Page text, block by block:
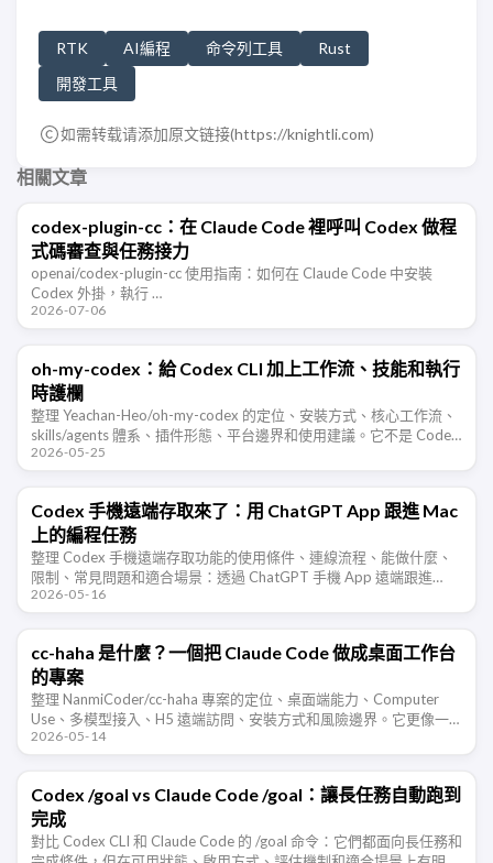
RTK AI編程 命令列工具
Rust
開發工具
如需转载请添加原文链接(https://knightli.com)
相關文章
codex-plugin-cc：在 Claude Code 裡呼叫 Codex 做程
式碼審查與任務接力
openai/codex-plugin-cc 使用指南：如何在 Claude Code 中安裝
Codex 外掛，執行 …
2026-07-06
oh-my-codex：給 Codex CLI 加上工作流、技能和執行
時護欄
整理 Yeachan-Heo/oh-my-codex 的定位、安裝方式、核心工作流、
skills/agents 體系、插件形態、平台邊界和使用建議。它不是 Codex
的替代品，而是給 Codex …
2026-05-25
Codex 手機遠端存取來了：用 ChatGPT App 跟進 Mac
上的編程任務
整理 Codex 手機遠端存取功能的使用條件、連線流程、能做什麼、
限制、常見問題和適合場景：透過 ChatGPT 手機 App 遠端跟進
Mac 上執行的 Codex 編程任務。
2026-05-16
cc-haha 是什麼？一個把 Claude Code 做成桌面工作台
的專案
整理 NanmiCoder/cc-haha 專案的定位、桌面端能力、Computer
Use、多模型接入、H5 遠端訪問、安裝方式和風險邊界。它更像一
個 Claude Code 桌面工作台，而不只是命 …
2026-05-14
Codex /goal vs Claude Code /goal：讓長任務自動跑到
完成
對比 Codex CLI 和 Claude Code 的 /goal 命令：它們都面向長任務和